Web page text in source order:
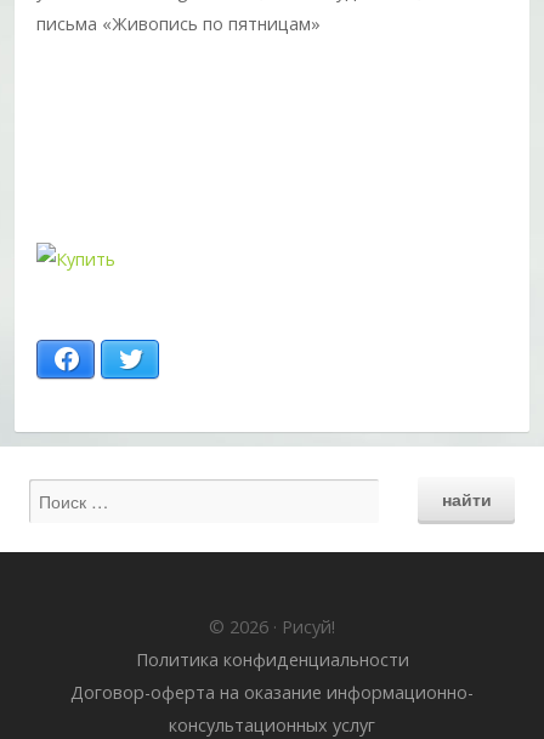
письма «Живопись по пятницам»
Facebook
© 2026 · Рисуй!
Политика конфиденциальности
Договор-оферта на оказание информационно-
консультационных услуг